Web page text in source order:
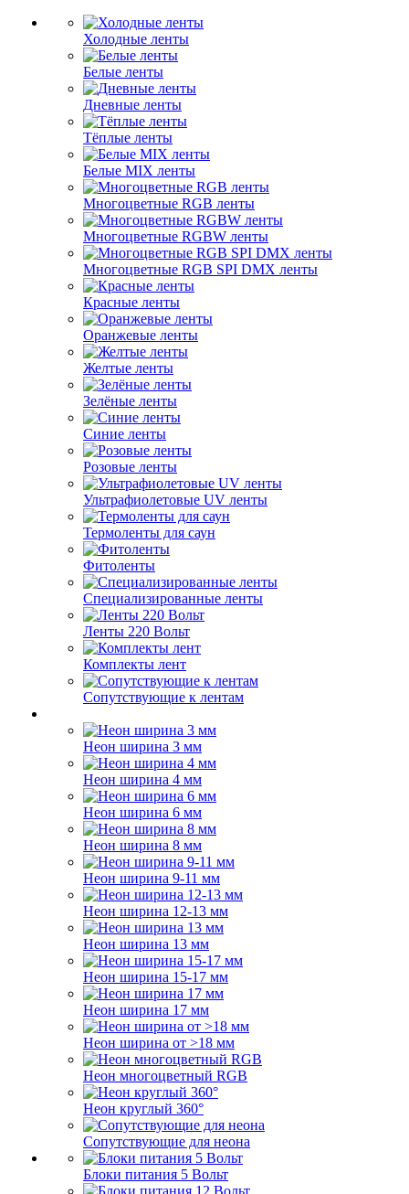
Холодные ленты
Белые ленты
Дневные ленты
Тёплые ленты
Белые MIX ленты
Многоцветные RGB ленты
Многоцветные RGBW ленты
Многоцветные RGB SPI DMX ленты
Красные ленты
Оранжевые ленты
Желтые ленты
Зелёные ленты
Синие ленты
Розовые ленты
Ультрафиолетовые UV ленты
Термоленты для саун
Фитоленты
Специализированные ленты
Ленты 220 Вольт
Комплекты лент
Сопутствующие к лентам
Неон ширина 3 мм
Неон ширина 4 мм
Неон ширина 6 мм
Неон ширина 8 мм
Неон ширина 9-11 мм
Неон ширина 12-13 мм
Неон ширина 13 мм
Неон ширина 15-17 мм
Неон ширина 17 мм
Неон ширина от >18 мм
Неон многоцветный RGB
Неон круглый 360°
Сопутствующие для неона
Блоки питания 5 Вольт